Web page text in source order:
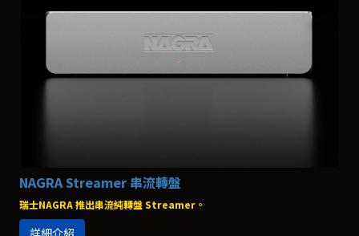
NAGRA Streamer 串流轉盤
瑞士NAGRA 推出串流純轉盤 Streamer。